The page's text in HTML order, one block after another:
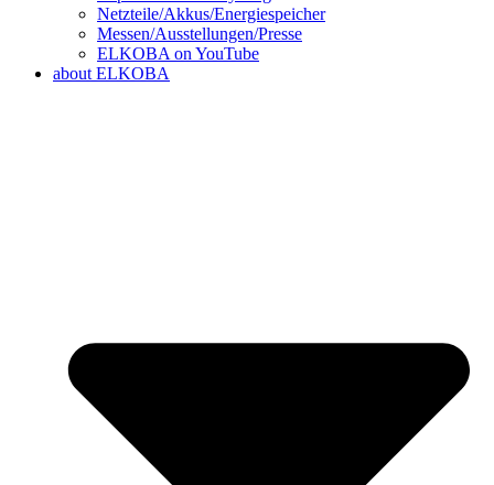
Netzteile/Akkus/Energiespeicher
Messen/Ausstellungen/Presse
ELKOBA on YouTube
about ELKOBA